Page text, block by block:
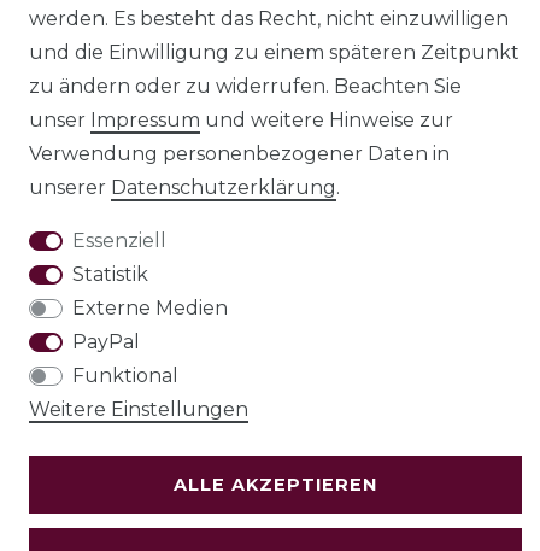
AGB Barrierefreiheitserklärung
VERTRAG WIDERRUFEN
Test
© Copyright 2026 | Alle Rechte vorbehalten.
werden. Es besteht das Recht, nicht einzuwilligen
und die Einwilligung zu einem späteren Zeitpunkt
zu ändern oder zu widerrufen. Beachten Sie
unser Impressum und weitere Hinweise zur
Verwendung personenbezogener Daten in
unserer Daten­schutz­erklärung.
Essenziell
Statistik
Externe Medien
PayPal
Funktional
Weitere Einstellungen
ALLE AKZEPTIEREN